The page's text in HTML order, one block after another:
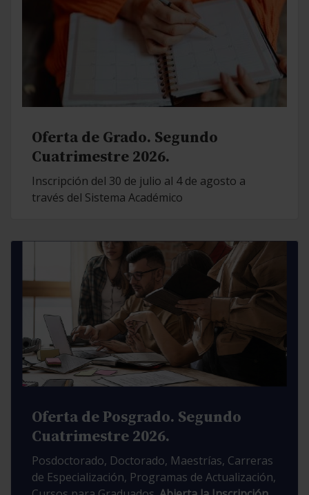
Oferta de Grado. Segundo
Cuatrimestre 2026.
Inscripción del 30 de julio al 4 de agosto a
través del Sistema Académico
Oferta de Posgrado. Segundo
Cuatrimestre 2026.
Posdoctorado, Doctorado, Maestrías, Carreras
de Especialización, Programas de Actualización,